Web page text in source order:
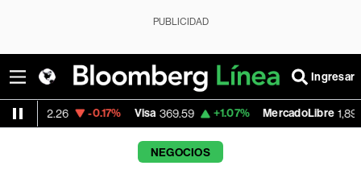
PUBLICIDAD
Ingresar
-0.17% Visa 369.59 +1.07% MercadoLibre 1,890.05 -
NEGOCIOS